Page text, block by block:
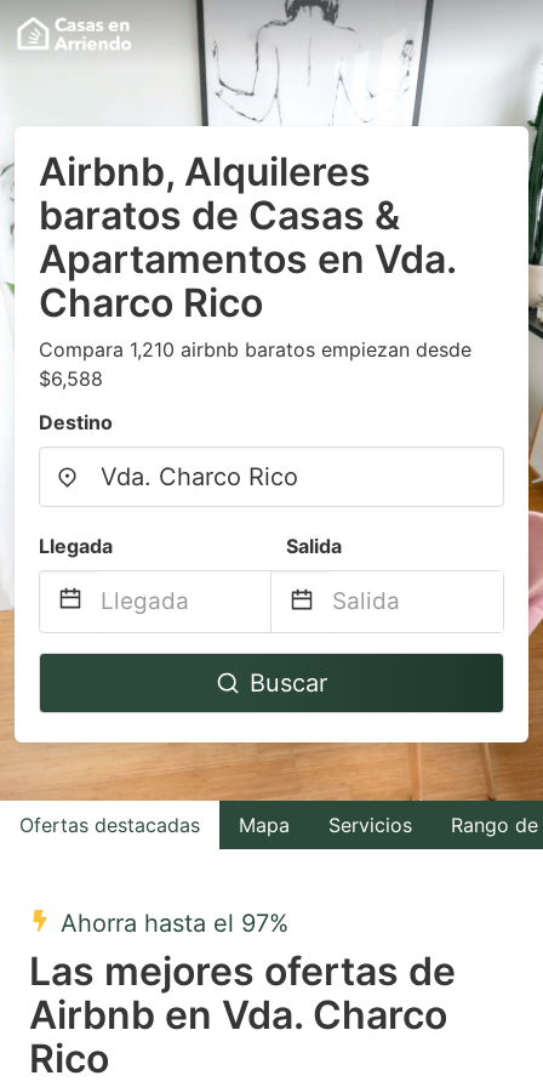
Airbnb, Alquileres
baratos de Casas &
Apartamentos en Vda.
Charco Rico
Compara 1,210 airbnb baratos empiezan desde
$6,588
Destino
Llegada Salida
Navigate
to
with
the
select
a
date.
Press
Navigate
to
interact
with
the
a
date.
Buscar
Ofertas destacadas Mapa Servicios Rango
Ahorra hasta el 97%
Las mejores ofertas de
Airbnb en Vda. Charco
Rico